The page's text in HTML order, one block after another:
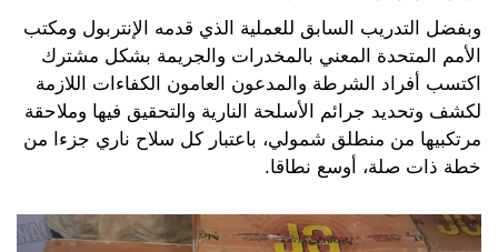
وبفضل التدريب السابق للعملية الذي قدمه الإنتربول ومكتب
الأمم المتحدة المعني بالمخدرات والجريمة بشكل مشترك
اكتسب أفراد الشرطة والمدعون العامون الكفاءات اللازمة
لكشف وتحديد جرائم الأسلحة النارية والتحقيق فيها وملاحقة
مرتكبيها من منطلق شمولي، باعتبار كل سلاح ناري جزءا من
خطة ذات صلة، أوسع نطاقا.